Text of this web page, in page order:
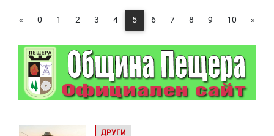
« 0 1 2 3 4 5 6 7 8 9 10 »
ДРУГИ